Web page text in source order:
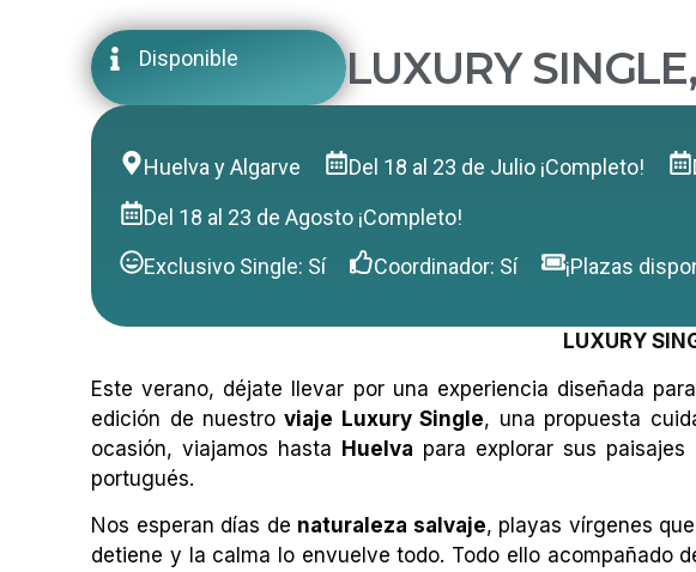
Disponible LUXURY
Huelva y Algarve Del 18 al 23 de Julio ¡Completo!
Del 18 al 23 de Agosto ¡Completo!
Exclusivo Single: Sí
Coordinador: Sí ¡Plazas
LUXURY
Este verano, déjate llevar por una experiencia diseñada
edición de nuestroviaje Luxury Single, una propuesta
ocasión, viajamos hasta Huelva para explorar sus
portugués.
Nos esperan días de naturaleza salvaje, playas vírgenes
detiene y la calma lo envuelve todo. Todo ello acompañado